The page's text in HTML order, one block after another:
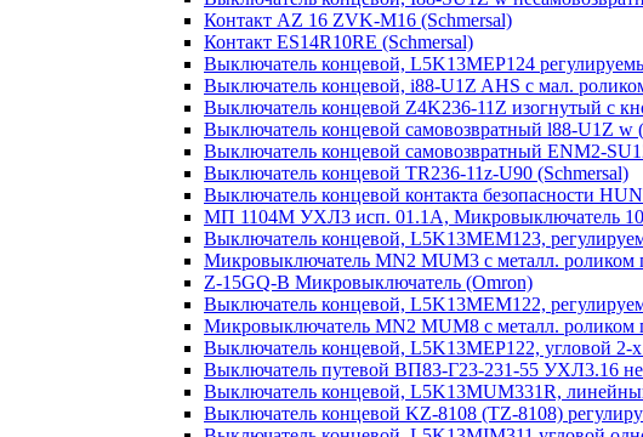
Контакт AZ 16 ZVK-M16 (Schmersal)
Контакт ES14R10RE (Schmersal)
Выключатель концевой, L5K13MEP124
Выключатель концевой, i88-U1Z AHS с мал.
Выключатель концевой Z4K236-11Z изогнутый с
Выключатель концевой самовозвратный l88-U1Z w
Выключатель концевой самовозвратный ENM2-
Выключатель концевой TR236-11z-U90 (Schmersal)
Выключатель концевой контакта безопасности
МП 1104М УХЛ3 исп. 01.1А, Микровыключатель
Выключатель концевой, L5K13MEM123,
Микровыключатель MN2 MUM3 с металл. роликом
Z-15GQ-B Микровыключатель (Omron)
Выключатель концевой, L5K13MEM122,
Микровыключатель MN2 MUM8 с металл. роликом
Выключатель концевой, L5K13MEP122, угловой
Выключатель путевой ВП83-Г23-231-55 УХЛ3.16
Выключатель концевой, L5K13MUM331R,
Выключатель концевой KZ-8108 (TZ-8108)